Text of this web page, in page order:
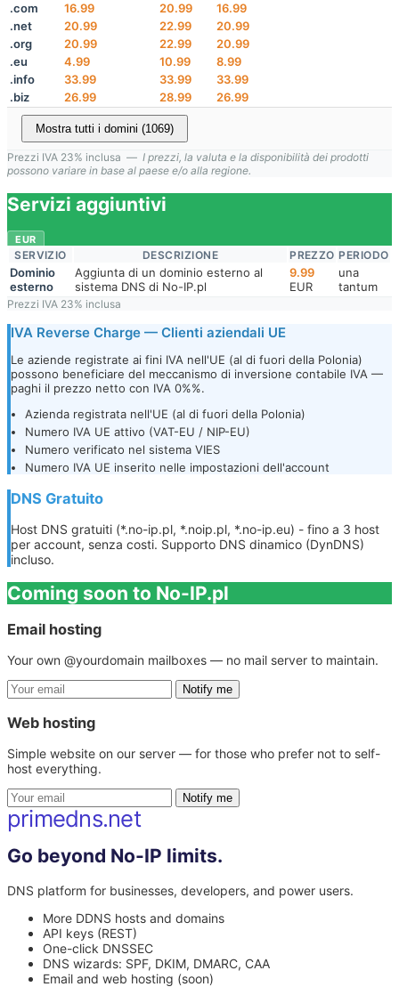
.com
16.99 20.99
16.99
.net
20.99 22.99
20.99
.org
20.99 22.99
20.99
.eu
4.99 10.99
8.99
.info
33.99 33.99
33.99
.biz
26.99 28.99 26.99
Mostra tutti i domini (1069)
Prezzi IVA 23% inclusa — I prezzi, la valuta e la disponibilità dei prodotti
possono variare in base al paese e/o alla regione.
Servizi aggiuntivi
EUR
SERVIZIO DESCRIZIONE PREZZO PERIODO
Dominio
esterno
Aggiunta di un dominio esterno al
sistema DNS di No-IP.pl
9.99
EUR
una
tantum
Prezzi IVA 23% inclusa
IVA Reverse Charge — Clienti aziendali UE
Le aziende registrate ai fini IVA nell'UE (al di fuori della Polonia)
possono beneficiare del meccanismo di inversione contabile IVA —
paghi il prezzo netto con IVA 0%%.
Azienda registrata nell'UE (al di fuori della Polonia)
Numero IVA UE attivo (VAT-EU / NIP-EU)
Numero verificato nel sistema VIES
Numero IVA UE inserito nelle impostazioni dell'account
DNS Gratuito
Host DNS gratuiti (*.no-ip.pl, *.noip.pl, *.no-ip.eu) - fino a 3 host
per account, senza costi. Supporto DNS dinamico (DynDNS)
incluso.
Coming soon to No-IP.pl
Email hosting
Your own @yourdomain mailboxes — no mail server to maintain.
Notify me
Web hosting
Simple website on our server — for those who prefer not to self-
host everything.
Notify me
primedns.net
Go beyond No-IP limits.
DNS platform for businesses, developers, and power users.
More DDNS hosts and domains
API keys (REST)
One-click DNSSEC
DNS wizards: SPF, DKIM, DMARC, CAA
Email and web hosting (soon)